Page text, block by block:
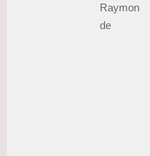
Raymon
de